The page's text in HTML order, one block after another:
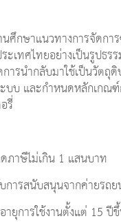
ศึกษาแนวทางการจัดก
เทศไทยอย่างเป็นรูปธ
ารนำกลับมาใช้เป็นวัต
บ และกำหนดหลักเกณฑ์
รี่
ภาษีไม่เกิน 1 แสนบาท
ารสนับสนุนจากค่ายรถ
ยุการใช้งานตั้งแต่ 15